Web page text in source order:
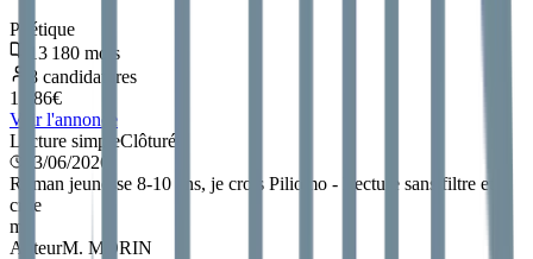
Poétique
13 180 mots
8 candidatures
11.86€
Voir l'annonce
Lecture simpleClôturée
13/06/2026
Roman jeunesse 8-10 ans, je crois Piliomo - Lecture sans filtre et
crue
m
AuteurM. MORIN